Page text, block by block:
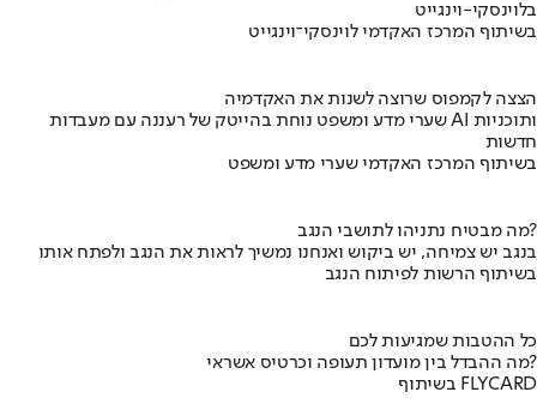
בלוינסקי-וינגייט
בשיתוף המרכז האקדמי לוינסקי־וינגייט
הצצה לקמפוס שרוצה לשנות את האקדמיה
שערי מדע ומשפט נוחת בהייטק של רעננה עם מעבדות AI ותוכניות
חדשות
בשיתוף המרכז האקדמי שערי מדע ומשפט
מה מבטיח נתניהו לתושבי הנגב?
בנגב יש צמיחה, יש ביקוש ואנחנו נמשיך לראות את הנגב ולפתח אותו
בשיתוף הרשות לפיתוח הנגב
כל ההטבות שמגיעות לכם
מה ההבדל בין מועדון תעופה וכרטיס אשראי?
בשיתוף FLYCARD